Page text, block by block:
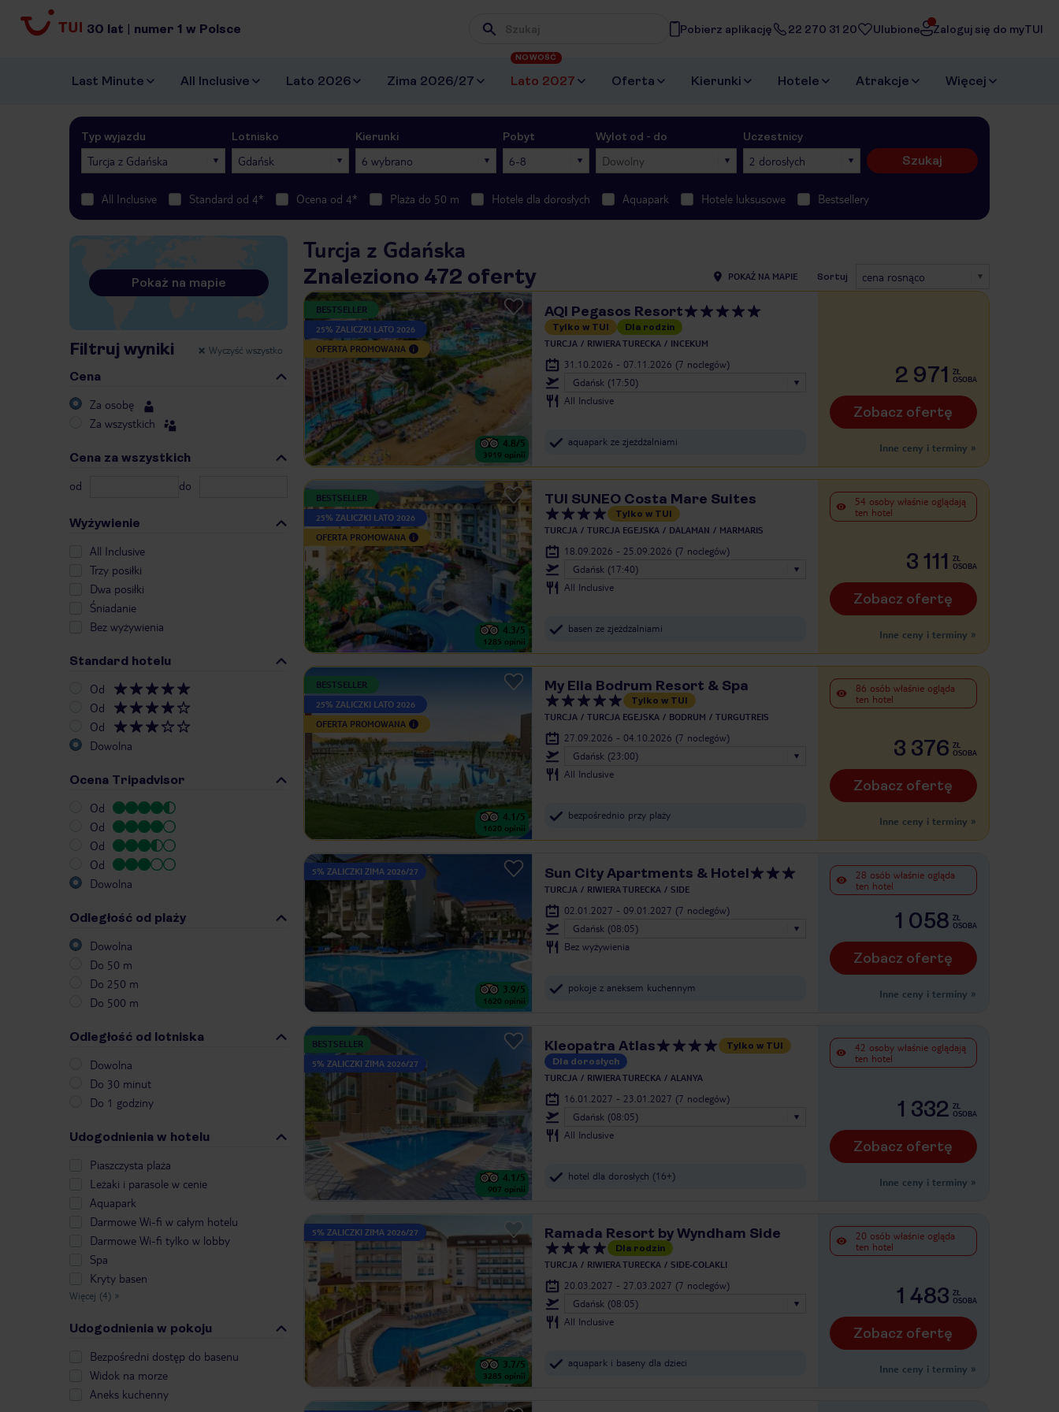
30 lat | numer 1 w Polsce Wpisz frazę, której szukasz
Pobierz aplikację 22 270 31 20 Ulubione Zaloguj się do myTUI
Last Minute All Inclusive Lato 2026 Zima 2026/27 Lato 2027
NOWOŚĆ
Oferta Kierunki Hotele Atrakcje Więcej
Typ wyjazdu
Turcja z Gdańska
Lotnisko
Gdańsk
Kierunki
6 wybrano
Pobyt
6-8
Wylot od - do
Dowolny
Uczestnicy
2 dorosłych Szukaj
All Inclusive Standard od 4* Ocena od 4* Plaża do 50 m Hotele dla dorosłych Aquapark Hotele luksusowe Bestsellery
Pokaż na mapie
Filtruj wyniki Wyczyść wszystko
Cena
Za osobę
Za wszystkich
Cena za wszystkich
od do
Wyżywienie
All Inclusive
Trzy posiłki
Dwa posiłki
Śniadanie
Bez wyżywienia
Standard hotelu
Od
Od
Od
Dowolna
Ocena Tripadvisor
Od
Od
Od
Od
Dowolna
Odległość od plaży
Dowolna
Do 50 m
Do 250 m
Do 500 m
Odległość od lotniska
Dowolna
Do 30 minut
Do 1 godziny
Udogodnienia w hotelu
Piaszczysta plaża
Leżaki i parasole w cenie
Aquapark
Darmowe Wi-fi w całym hotelu
Darmowe Wi-fi tylko w lobby
Spa
Kryty basen
Więcej (4) »
Udogodnienia w pokoju
Bezpośredni dostęp do basenu
Widok na morze
Aneks kuchenny
Turcja z Gdańska
Znaleziono 472 oferty POKAŻ NA MAPIE Sortuj cena rosnąco
BESTSELLER
25% ZALICZKI LATO 2026
OFERTA PROMOWANA
4.8/5
3919 opinii
AQI Pegasos Resort
Tylko w TUI Dla rodzin
TURCJA RIWIERA TURECKA INCEKUM
31.10.2026 - 07.11.2026 (7 noclegów)
Gdańsk (17:50)
All Inclusive
aquapark ze zjeżdżalniami
2 971
ZŁ
OSOBA
Zobacz ofertę
Inne ceny i terminy »
BESTSELLER
25% ZALICZKI LATO 2026
OFERTA PROMOWANA
4.3/5
1285 opinii
TUI SUNEO Costa Mare Suites
Tylko w TUI
TURCJA TURCJA EGEJSKA DALAMAN MARMARIS
18.09.2026 - 25.09.2026 (7 noclegów)
Gdańsk (17:40)
All Inclusive
basen ze zjeżdżalniami
54 osoby właśnie oglądają
ten hotel
3 111
ZŁ
OSOBA
Zobacz ofertę
Inne ceny i terminy »
BESTSELLER
25% ZALICZKI LATO 2026
OFERTA PROMOWANA
4.1/5
1620 opinii
My Ella Bodrum Resort & Spa
Tylko w TUI
TURCJA TURCJA EGEJSKA BODRUM TURGUTREIS
27.09.2026 - 04.10.2026 (7 noclegów)
Gdańsk (23:00)
All Inclusive
bezpośrednio przy plaży
86 osób właśnie ogląda
ten hotel
3 376 ZŁ
OSOBA
Zobacz ofertę
Inne ceny i terminy »
5% ZALICZKI ZIMA 2026/27
3.9/5
1620 opinii
Sun City Apartments & Hotel
TURCJA RIWIERA TURECKA SIDE
02.01.2027 - 09.01.2027 (7 noclegów)
Gdańsk (08:05)
Bez wyżywienia
pokoje z aneksem kuchennym
28 osób właśnie ogląda
ten hotel
1 058 ZŁ
OSOBA
Zobacz ofertę
Inne ceny i terminy »
BESTSELLER
5% ZALICZKI ZIMA 2026/27
4.1/5
907 opinii
Kleopatra Atlas
Tylko w TUI
Dla dorosłych
TURCJA RIWIERA TURECKA ALANYA
16.01.2027 - 23.01.2027 (7 noclegów)
Gdańsk (08:05)
All Inclusive
hotel dla dorosłych (16+)
42 osoby właśnie oglądają
ten hotel
1 332 ZŁ
OSOBA
Zobacz ofertę
Inne ceny i terminy »
5% ZALICZKI ZIMA 2026/27
3.7/5
3285 opinii
Ramada Resort by Wyndham Side
Dla rodzin
TURCJA RIWIERA TURECKA SIDE-COLAKLI
20.03.2027 - 27.03.2027 (7 noclegów)
Gdańsk (08:05)
All Inclusive
aquapark i baseny dla dzieci
20 osób właśnie ogląda
ten hotel
1 483 ZŁ
OSOBA
Zobacz ofertę
Inne ceny i terminy »